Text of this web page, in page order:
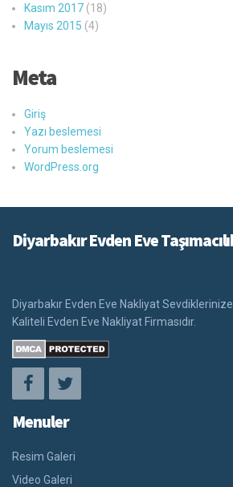
Kasım 2017 (18)
Mayıs 2015 (4)
Meta
Giriş
Yazı beslemesi
Yorum beslemesi
WordPress.org
Diyarbakır Evden Eve
Diyarbakır Evden Eve Nakliyat
Kaliteli Evden Eve Nakliyat Firmasıdır.
Menuler
Resim Galeri
Video Galeri